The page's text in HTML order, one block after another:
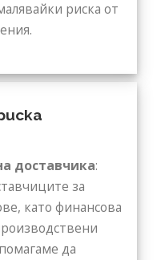
риска от
доставчика:
за
като финансова
да